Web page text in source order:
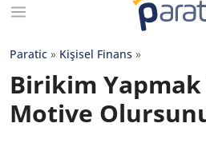
Paratic » Kişisel Finans »
Birikim Yapmak
Motive